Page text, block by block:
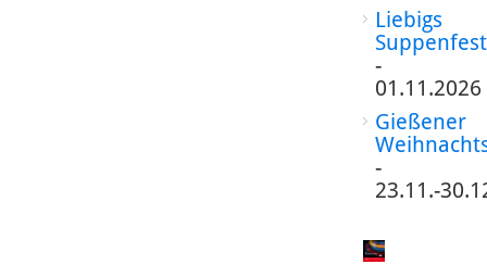
Liebigs
Suppenfest
-
01.11.2026
Gießener
-
23.11.-